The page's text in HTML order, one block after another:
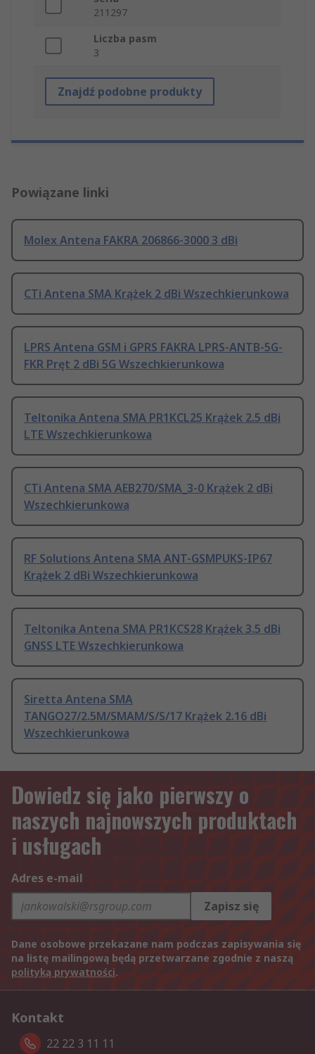
211297
Liczba pasm
3
Znajdź podobne produkty
Powiązane linki
Molex Antena FAKRA 206866-3000 3 dBi
CTi Antena SMA Krążek 2 dBi Wszechkierunkowa
LPRS Antena GSM i GPRS FAKRA LPRS-ANTB-5G-
FKR Pręt 2 dBi 5G Wszechkierunkowa
Teltonika Antena SMA PR1KCL25 Krążek 2.5 dBi
LTE Wszechkierunkowa
CTi Antena SMA AEB270/SMA_3-0 Krążek 2 dBi
Wszechkierunkowa
RF Solutions Antena SMA ANT-GSMPUKS-IP67
Krążek 2 dBi Wszechkierunkowa
Teltonika Antena SMA PR1KCS28 Krążek 3.5 dBi
GNSS LTE Wszechkierunkowa
Siretta Antena SMA
TANGO27/2.5M/SMAM/S/S/17 Krążek 2.16 dBi
Wszechkierunkowa
Dowiedz się jako pierwszy o
naszych najnowszych produktach
i usługach
Adres e-mail
Zapisz się
Dane osobowe przekazane nam podczas zapisywania się
na listę mailingową będą przetwarzane zgodnie z naszą
polityką prywatności.
Kontakt
22 22 3 11 11